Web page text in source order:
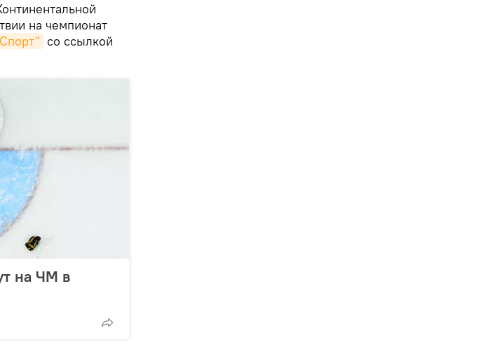
на чемпионат
со ссылкой
на ЧМ в